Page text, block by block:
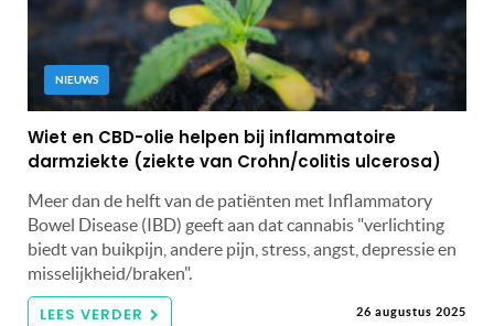
NIEUWS
Wiet en CBD-olie helpen bij inflammatoire
darmziekte (ziekte van Crohn/colitis ulcerosa)
Meer dan de helft van de patiënten met Inflammatory
Bowel Disease (IBD) geeft aan dat cannabis "verlichting
biedt van buikpijn, andere pijn, stress, angst, depressie en
misselijkheid/braken".
LEES VERDER 26 augustus 2025